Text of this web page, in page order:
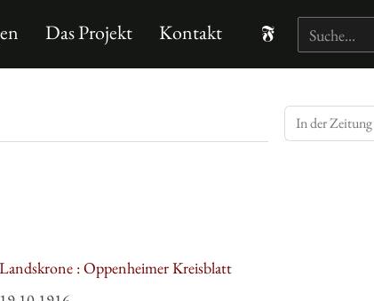
Das Projekt Kontakt
Landskrone : Oppenheimer Kreisblatt